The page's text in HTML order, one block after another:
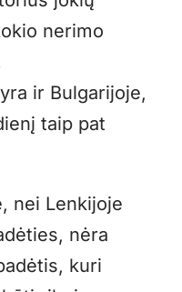
nerimo
ir Bulgarijoje,
taip pat
nei Lenkijoje
nėra
kuri